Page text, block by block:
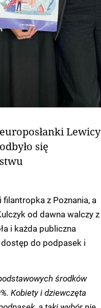
Lewicy
się
filantropka z Poznania, a
od dawna walczy z
i każda publiczna
do podpasek i
środków
Kobiety i dziewczęta